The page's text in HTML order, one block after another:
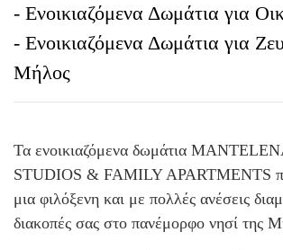
- Ενοικιαζόμενα Δωμάτια για
- Ενοικιαζόμενα Δωμάτια για
Μήλος
Τα ενοικιαζόμενα δωμάτια
STUDIOS & FAMILY APARTMENTS
μια φιλόξενη και με πολλές ανέσεις
διακοπές σας στο πανέμορφο νησί της